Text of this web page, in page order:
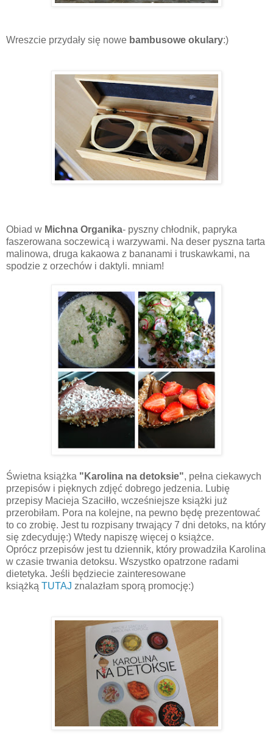
Wreszcie przydały się nowe bambusowe okulary:)
Obiad w Michna Organika- pyszny chłodnik, papryka
faszerowana soczewicą i warzywami. Na deser pyszna tarta
malinowa, druga kakaowa z bananami i truskawkami, na
spodzie z orzechów i daktyli. mniam!
Świetna książka "Karolina na detoksie", pełna ciekawych
przepisów i pięknych zdjęć dobrego jedzenia. Lubię
przepisy Macieja Szaciłło, wcześniejsze książki już
przerobiłam. Pora na kolejne, na pewno będę prezentować
to co zrobię. Jest tu rozpisany trwający 7 dni detoks, na który
się zdecyduję:) Wtedy napiszę więcej o książce.
Oprócz przepisów jest tu dziennik, który prowadziła Karolina
w czasie trwania detoksu. Wszystko opatrzone radami
dietetyka. Jeśli będziecie zainteresowane
książką TUTAJ znalazłam sporą promocję:)